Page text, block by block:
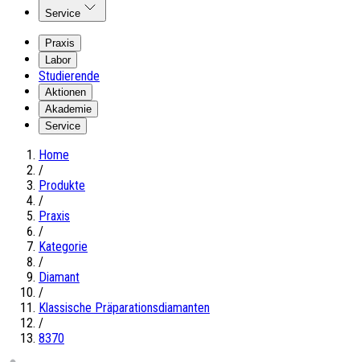
Service
Praxis
Labor
Studierende
Aktionen
Akademie
Service
Home
/
Produkte
/
Praxis
/
Kategorie
/
Diamant
/
Klassische Präparationsdiamanten
/
8370